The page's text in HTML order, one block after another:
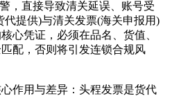
，直接导致清关延误、账号受
代提供)与清关发票(海关申报用)
心凭证，必须在品名、货值、
配，否则将引发连锁合规风
用与差异：头程发票是货代